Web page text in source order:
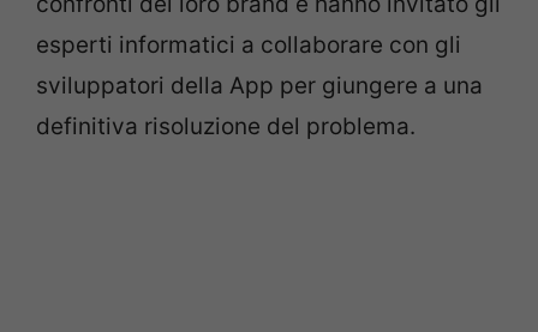
esperti informatici a collaborare con gli
sviluppatori della App per giungere a una
definitiva risoluzione del problema.